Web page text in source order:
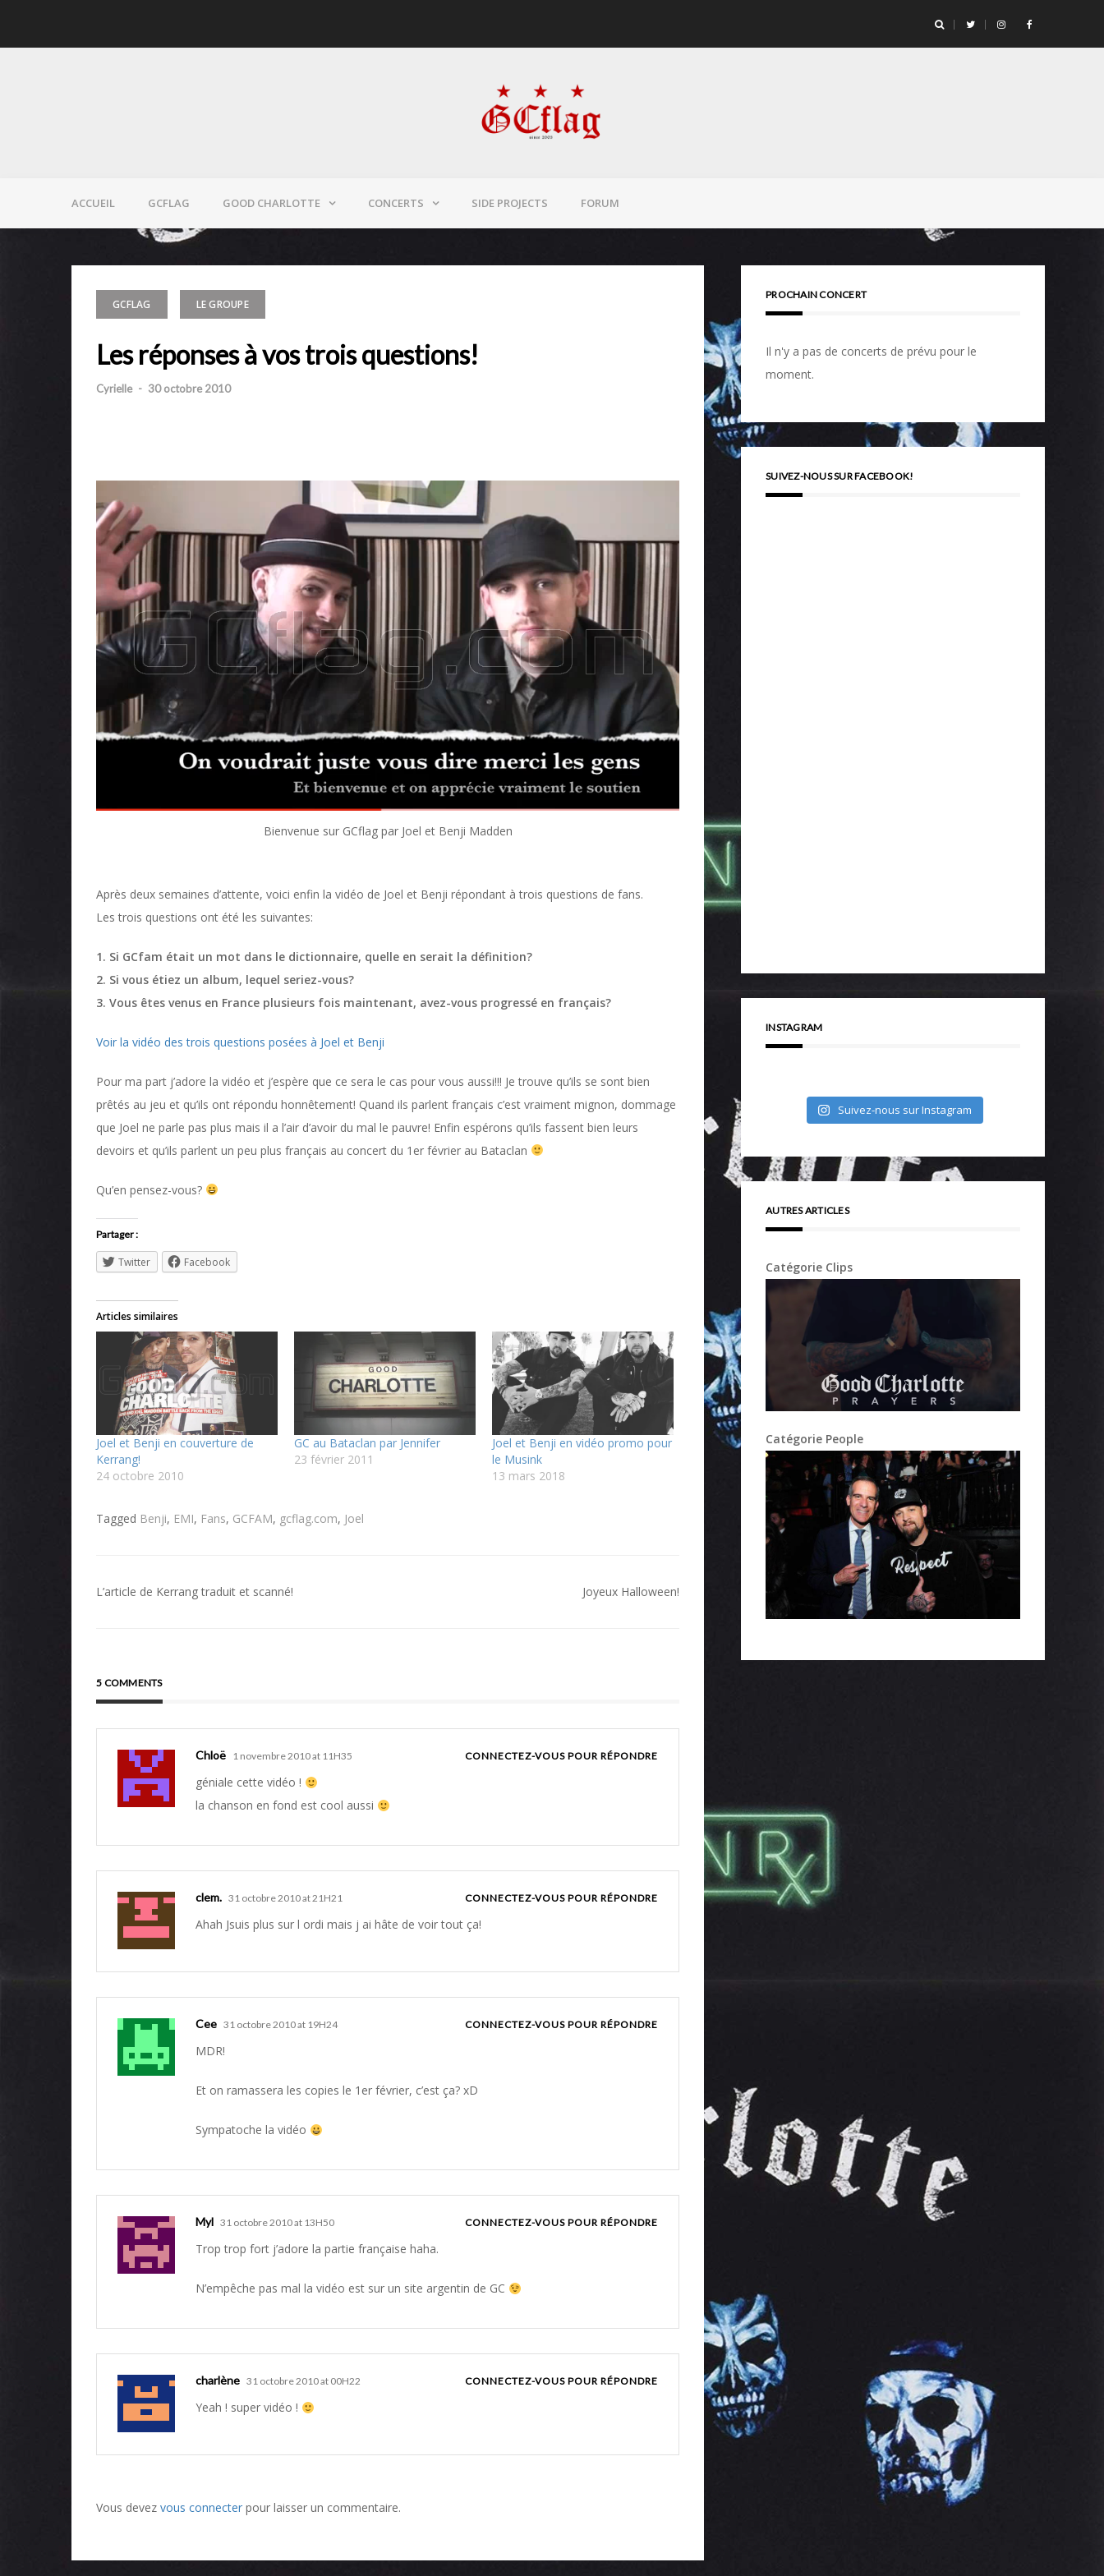
ACCUEIL GCFLAG GOOD CHARLOTTE CONCERTS SIDE PROJECTS FORUM
GCFLAG LE GROUPE
Les réponses à vos trois questions!
Cyrielle - 30 octobre 2010
Bienvenue sur GCflag par Joel et Benji Madden
Après deux semaines d’attente, voici enfin la vidéo de Joel et Benji répondant à trois questions de fans.
Les trois questions ont été les suivantes:
1. Si GCfam était un mot dans le dictionnaire, quelle en serait la définition?
2. Si vous étiez un album, lequel seriez-vous?
3. Vous êtes venus en France plusieurs fois maintenant, avez-vous progressé en français?
Voir la vidéo des trois questions posées à Joel et Benji
Pour ma part j’adore la vidéo et j’espère que ce sera le cas pour vous aussi!!! Je trouve qu’ils se sont bien
prêtés au jeu et qu’ils ont répondu honnêtement! Quand ils parlent français c’est vraiment mignon, dommage
que Joel ne parle pas plus mais il a l’air d’avoir du mal le pauvre! Enfin espérons qu’ils fassent bien leurs
devoirs et qu’ils parlent un peu plus français au concert du 1er février au Bataclan
Qu’en pensez-vous?
Partager :
Twitter Facebook
Articles similaires
Joel et Benji en couverture de
Kerrang!
24 octobre 2010
GC au Bataclan par Jennifer
23 février 2011
Joel et Benji en vidéo promo pour
le Musink
13 mars 2018
Tagged Benji, EMI, Fans, GCFAM, gcflag.com, Joel
Navigation
L’article de Kerrang traduit et scanné! Joyeux Halloween!
5 COMMENTS
Chloë 1 novembre 2010 at 11H35 CONNECTEZ-VOUS POUR RÉPONDRE
géniale cette vidéo !
la chanson en fond est cool aussi
clem. 31 octobre 2010 at 21H21 CONNECTEZ-VOUS POUR RÉPONDRE
Ahah Jsuis plus sur l ordi mais j ai hâte de voir tout ça!
Cee 31 octobre 2010 at 19H24 CONNECTEZ-VOUS POUR RÉPONDRE
MDR!
Et on ramassera les copies le 1er février, c’est ça? xD
Sympatoche la vidéo
Myl 31 octobre 2010 at 13H50 CONNECTEZ-VOUS POUR RÉPONDRE
Trop trop fort j’adore la partie française haha.
N’empêche pas mal la vidéo est sur un site argentin de GC
charlène 31 octobre 2010 at 00H22 CONNECTEZ-VOUS POUR RÉPONDRE
Yeah ! super vidéo !
Vous devez vous connecter pour laisser un commentaire.
PROCHAIN CONCERT
Il n'y a pas de concerts de prévu pour le
moment.
SUIVEZ-NOUS SUR FACEBOOK!
INSTAGRAM
Suivez-nous sur Instagram
AUTRES ARTICLES
Catégorie Clips
Catégorie People